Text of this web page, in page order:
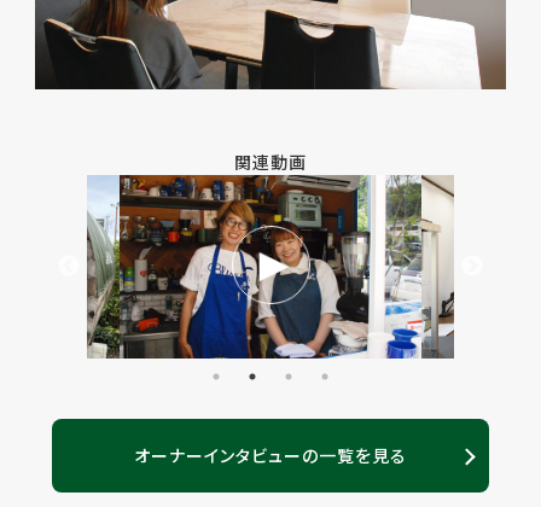
関連動画
オーナーインタビューの一覧を見る